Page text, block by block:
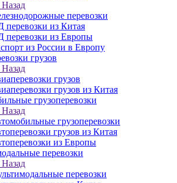
Назад
перевозки
из Китая
перевозки из Европы
из России в Европу
грузов
Назад
грузов
грузов из Китая
грузоперевозки
Назад
грузоперевозки
грузов из Китая
из Европы
перевозки
Назад
перевозки